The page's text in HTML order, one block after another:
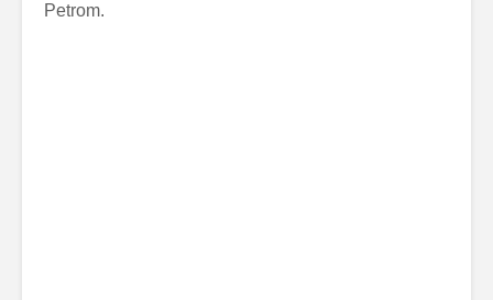
Petrom.